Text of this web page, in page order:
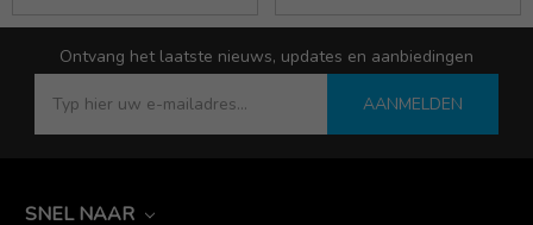
Ontvang het laatste nieuws, updates en aanbiedingen
AANMELDEN
SNEL NAAR